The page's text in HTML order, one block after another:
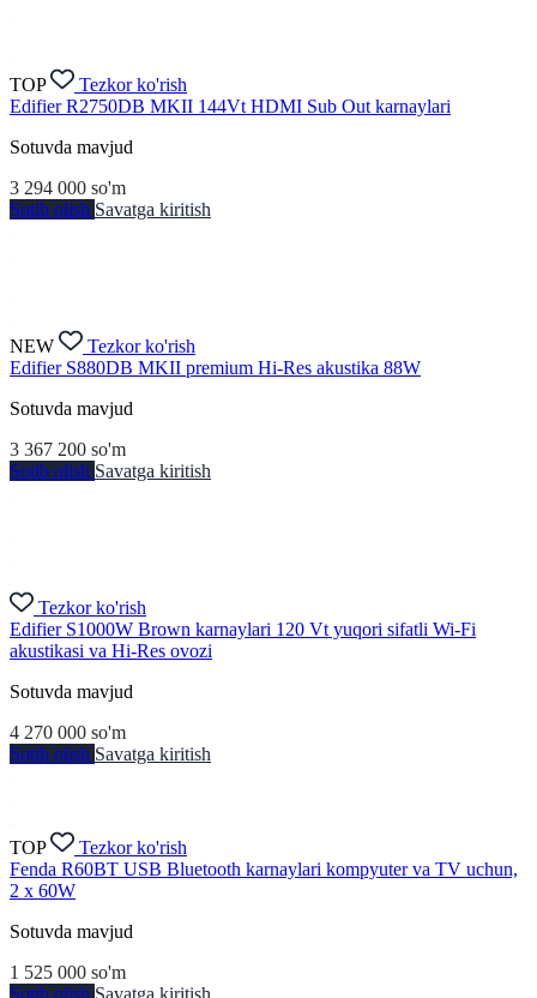
TOP
Tezkor ko'rish
Edifier R2750DB MKII 144Vt HDMI Sub Out karnaylari
Sotuvda mavjud
3 294 000 so'm
Sotib olish Savatga kiritish
NEW
Tezkor ko'rish
Edifier S880DB MKII premium Hi-Res akustika 88W
Sotuvda mavjud
3 367 200 so'm
Sotib olish Savatga kiritish
Tezkor ko'rish
Edifier S1000W Brown karnaylari 120 Vt yuqori sifatli Wi-Fi
akustikasi va Hi-Res ovozi
Sotuvda mavjud
4 270 000 so'm
Sotib olish Savatga kiritish
TOP
Tezkor ko'rish
Fenda R60BT USB Bluetooth karnaylari kompyuter va TV uchun,
2 x 60W
Sotuvda mavjud
1 525 000 so'm
Sotib olish Savatga kiritish